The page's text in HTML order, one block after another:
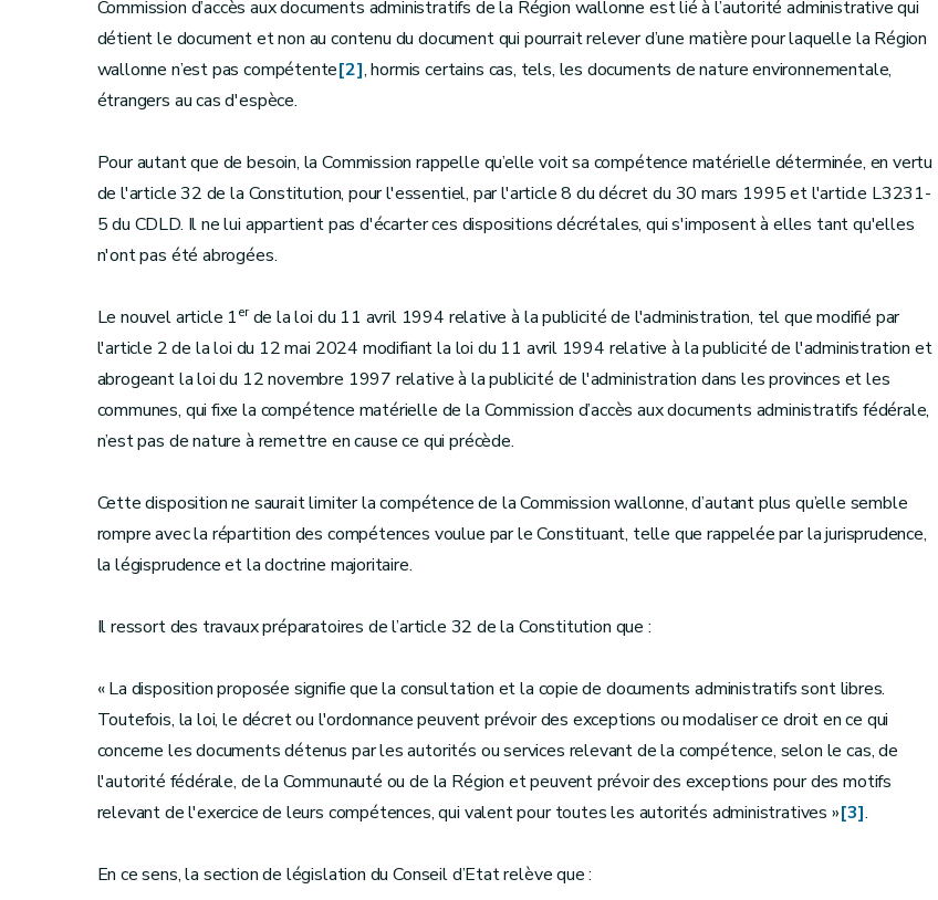
Commission d’accès aux documents administratifs de la Région wallonne est lié à l’autorité administrative qui
détient le document et non au contenu du document qui pourrait relever d’une matière pour laquelle la Région
wallonne n’est pas compétente[2], hormis certains cas, tels, les documents de nature environnementale,
étrangers au cas d'espèce.
Pour autant que de besoin, la Commission rappelle qu’elle voit sa compétence matérielle déterminée, en vertu
de l'article 32 de la Constitution, pour l'essentiel, par l'article 8 du décret du 30 mars 1995 et l'article L3231-
5 du CDLD. Il ne lui appartient pas d'écarter ces dispositions décrétales, qui s'imposent à elles tant qu'elles
n'ont pas été abrogées.
Le nouvel article 1erde la loi du 11 avril 1994 relative à la publicité de l'administration, tel que modifié par
l'article 2 de la loi du 12 mai 2024 modifiant la loi du 11 avril 1994 relative à la publicité de l'administration et
abrogeant la loi du 12 novembre 1997 relative à la publicité de l'administration dans les provinces et les
communes, qui fixe la compétence matérielle de la Commission d’accès aux documents administratifs fédérale,
n’est pas de nature à remettre en cause ce qui précède.
Cette disposition ne saurait limiter la compétence de la Commission wallonne, d’autant plus qu’elle semble
rompre avec la répartition des compétences voulue par le Constituant, telle que rappelée par la jurisprudence,
la légisprudence et la doctrine majoritaire.
Il ressort des travaux préparatoires de l’article 32 de la Constitution que :
« La disposition proposée signifie que la consultation et la copie de documents administratifs sont libres.
Toutefois, la loi, le décret ou l'ordonnance peuvent prévoir des exceptions ou modaliser ce droit en ce qui
concerne les documents détenus par les autorités ou services relevant de la compétence, selon le cas, de
l'autorité fédérale, de la Communauté ou de la Région et peuvent prévoir des exceptions pour des motifs
relevant de l'exercice de leurs compétences, qui valent pour toutes les autorités administratives »[3].
En ce sens, la section de législation du Conseil d’Etat relève que :